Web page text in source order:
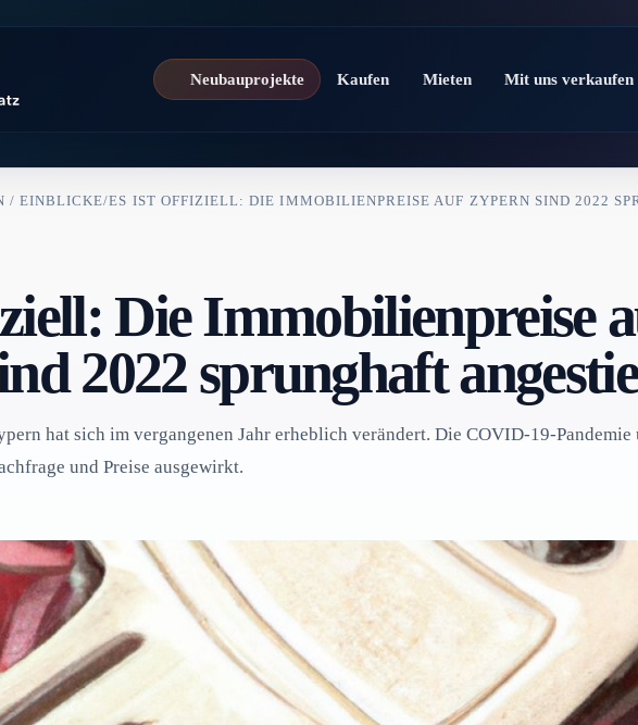
Neubauprojekte Kaufen Mieten Mit uns verkaufen
/ EINBLICKE/ES IST OFFIZIELL: DIE IMMOBILIENPREISE AUF ZYPERN SIND 2022
Die Immobilienpreise
2022 sprunghaft
hat sich im vergangenen Jahr erheblich verändert. Die COVID-19-Pandemie
und Preise ausgewirkt.